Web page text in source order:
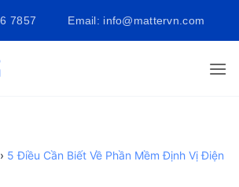
Email: info@mattervn.com
7857
› 5 Điều Cần Biết Về Phần Mềm Định Vị Điện